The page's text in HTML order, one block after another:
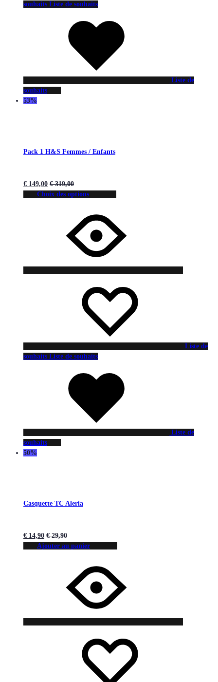
souhaits Liste de souhaits
Liste de
souhaits
53%
Pack 1 H&S Femmes / Enfants
€ 149,00 €319,00
Choix des options
Liste de
souhaits Liste de souhaits
Liste de
souhaits
50%
Casquette TC Aleria
€ 14,90 €29,90
Ajouter au panier